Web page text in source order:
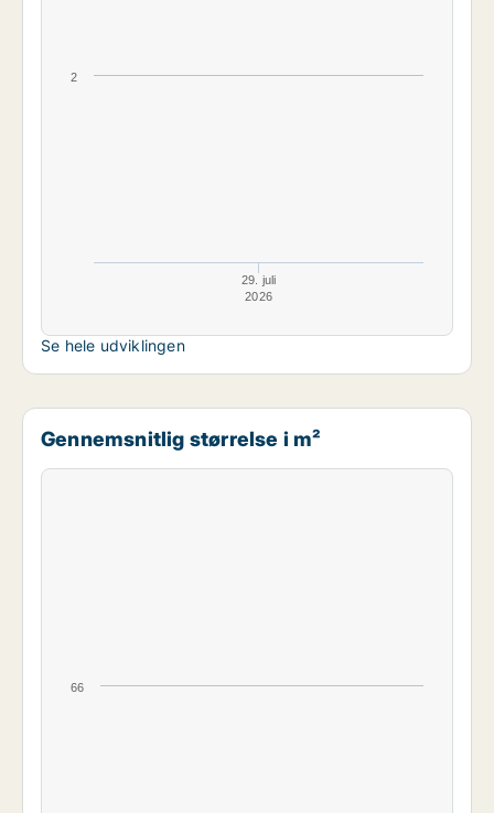
29. juli
2026
2
Se hele udviklingen
Gennemsnitlig størrelse i m²
66